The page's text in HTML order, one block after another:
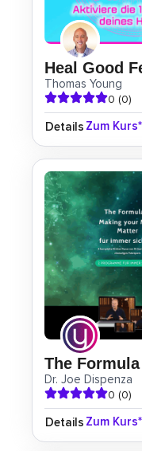
Heal Good
Thomas Young
0 (0)
Details Zum Kurs*
The Formula
Dr. Joe Dispenza
0 (0)
Details Zum Kurs*